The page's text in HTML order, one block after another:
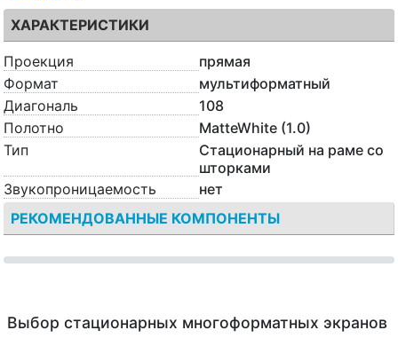
ХАРАКТЕРИСТИКИ
Проекция
прямая
Формат
мультиформатный
Диагональ
108
Полотно
MatteWhite (1.0)
Тип
Стационарный на раме со
шторками
Звукопроницаемость
нет
РЕКОМЕНДОВАННЫЕ КОМПОНЕНТЫ
Выбор стационарных многоформатных экранов